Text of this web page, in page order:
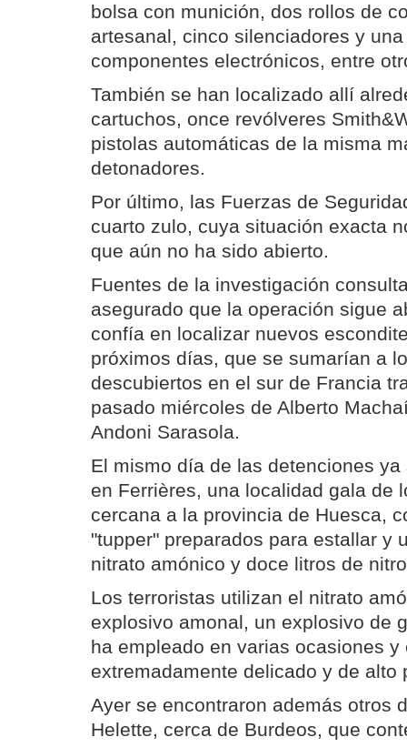
bolsa con munición, dos rollos de
artesanal, cinco silenciadores y
componentes electrónicos, entre
También se han localizado allí
cartuchos, once revólveres
pistolas automáticas de la misma
detonadores.
Por último, las Fuerzas de
cuarto zulo, cuya situación exacta
que aún no ha sido abierto.
Fuentes de la investigación
asegurado que la operación sigue
confía en localizar nuevos
próximos días, que se sumarían a
descubiertos en el sur de Francia
pasado miércoles de Alberto
Andoni Sarasola.
El mismo día de las detenciones
en Ferrières, una localidad gala de
cercana a la provincia de Huesca,
"tupper" preparados para estallar y
nitrato amónico y doce litros de
Los terroristas utilizan el nitrato
explosivo amonal, un explosivo de
ha empleado en varias ocasiones y
extremadamente delicado y de alto
Ayer se encontraron además otros
Helette, cerca de Burdeos, que